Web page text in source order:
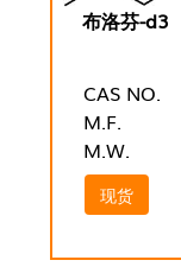
布洛芬-d3
CAS NO.
M.F.
M.W.
现货